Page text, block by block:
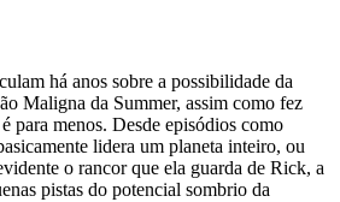
há anos sobre a possibilidade da
Maligna da Summer, assim como fez
para menos. Desde episódios como
lidera um planeta inteiro, ou
o rancor que ela guarda de Rick, a
pistas do potencial sombrio da